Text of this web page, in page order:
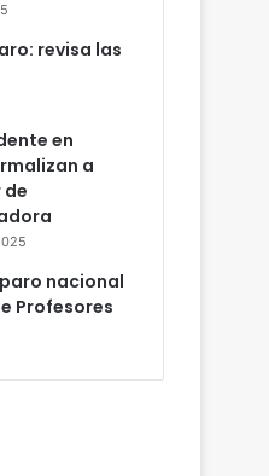
revisa las
en
a
nacional
Profesores